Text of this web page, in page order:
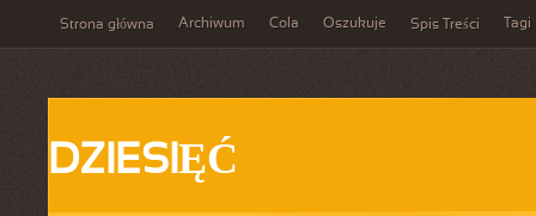
Strona główna Archiwum Cola Oszukuje Spis Treści Tagi
DZIESIĘĆ